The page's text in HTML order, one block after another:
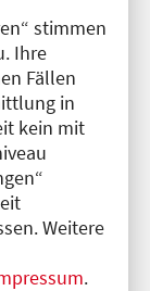
stimmen
Ihre
Fällen
in
kein mit
Weitere
.